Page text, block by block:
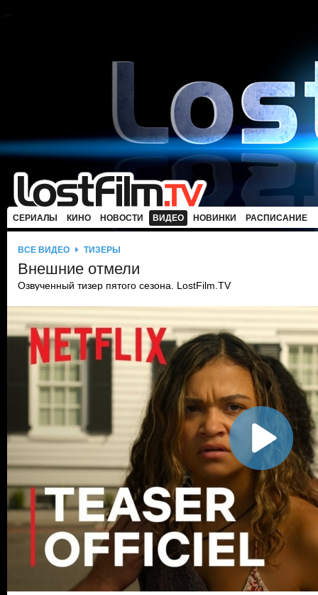
СЕРИАЛЫ КИНО НОВОСТИ ВИДЕО НОВИНКИ РАСПИСАНИЕ
ВСЕ ВИДЕО ТИЗЕРЫ
Внешние отмели
Озвученный тизер пятого сезона. LostFilm.TV